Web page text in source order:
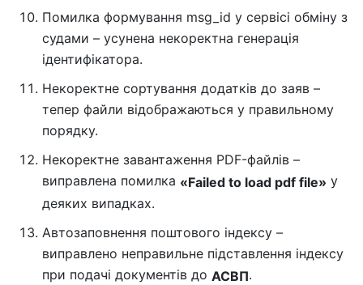
Помилка формування msg_id у сервісі обміну з
судами – усунена некоректна генерація
ідентифікатора.
Некоректне сортування додатків до заяв –
тепер файли відображаються у правильному
порядку.
Некоректне завантаження PDF-файлів –
виправлена помилка «Failed to load pdf file» у
деяких випадках.
Автозаповнення поштового індексу –
виправлено неправильне підставлення індексу
при подачі документів до АСВП.